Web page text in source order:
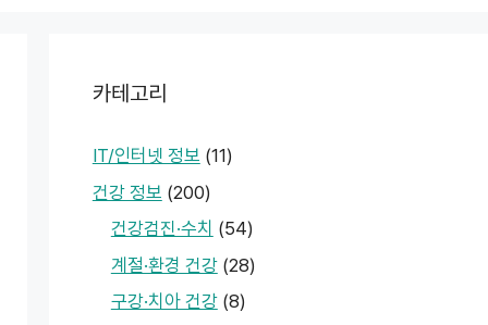
카테고리
IT/인터넷 정보 (11)
건강 정보 (200)
건강검진·수치 (54)
계절·환경 건강(28)
구강·치아 건강(8)